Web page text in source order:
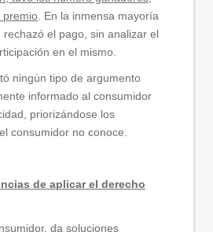
premio . En la inmensa mayoría
rechazó el pago, sin analizar el
en el mismo.
ningún tipo de argumento
informado al consumidor
priorizándose los
consumidor no conoce.
de aplicar el derecho
da soluciones